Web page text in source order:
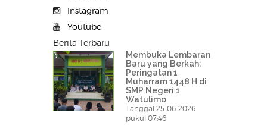
Instagram
Youtube
Berita Terbaru
Membuka Lembaran
Baru yang Berkah:
Peringatan 1
Muharram 1448 H di
SMP Negeri 1
Watulimo
Tanggal 25-06-2026
pukul 07:46